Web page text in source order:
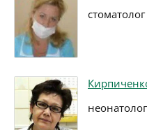
стоматолог
неонатолог